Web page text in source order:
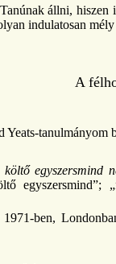
állni, hiszen
indulatosan
A
tanulmányom
egyszersmind
egyszersmind”;
ben,